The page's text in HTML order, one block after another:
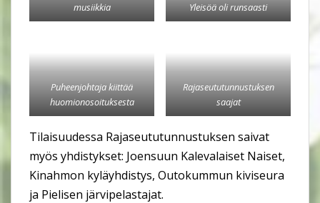
musiikkia
Yleisöä oli runsaasti
Puheenjohtaja kiittää
huomionosoituksesta
Rajaseututunnustuksen
saajat
Tilaisuudessa Rajaseututunnustuksen saivat
myös yhdistykset: Joensuun Kalevalaiset Naiset,
Kinahmon kyläyhdistys, Outokummun kiviseura
ja Pielisen järvipelastajat.